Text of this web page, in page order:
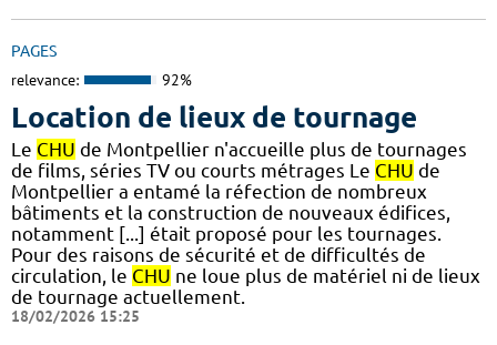
PAGES
relevance: 92%
Location de lieux de tournage
Le CHU de Montpellier n'accueille plus de tournages
de films, séries TV ou courts métrages Le CHU de
Montpellier a entamé la réfection de nombreux
bâtiments et la construction de nouveaux édifices,
notamment [...] était proposé pour les tournages.
Pour des raisons de sécurité et de difficultés de
circulation, le CHU ne loue plus de matériel ni de lieux
de tournage actuellement.
18/02/2026 15:25